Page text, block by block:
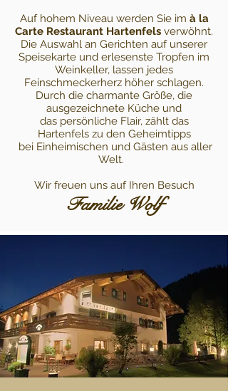
Auf hohem Niveau werden Sie im à la
Carte Restaurant Hartenfels verwöhnt.
Die Auswahl an Gerichten auf unserer
Speisekarte und erlesenste Tropfen im
Weinkeller, lassen jedes
Feinschmeckerherz höher schlagen.
Durch die charmante Größe, die
ausgezeichnete Küche und
das persönliche Flair, zählt das
Hartenfels zu den Geheimtipps
bei Einheimischen und Gästen aus aller
Welt.
Wir freuen uns auf Ihren Besuch
Familie Wolf